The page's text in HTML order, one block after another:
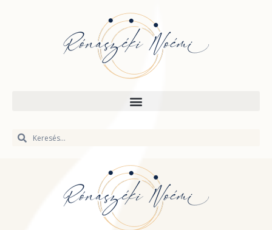
Keresés
Keresés